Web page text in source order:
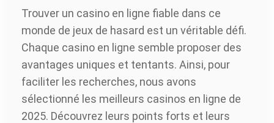
Trouver un casino en ligne fiable dans ce
monde de jeux de hasard est un véritable défi.
Chaque casino en ligne semble proposer des
avantages uniques et tentants. Ainsi, pour
faciliter les recherches, nous avons
sélectionné les meilleurs casinos en ligne de
2025. Découvrez leurs points forts et leurs